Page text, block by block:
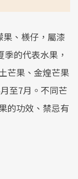
、檨仔，屬漆
的代表水果，
芒果、金煌芒果
至7月。不同芒
的功效、禁忌有